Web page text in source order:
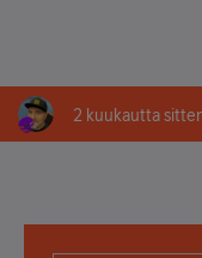
2 kuukautta